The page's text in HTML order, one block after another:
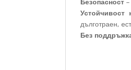
Устойчивост
дълготраен,
Без